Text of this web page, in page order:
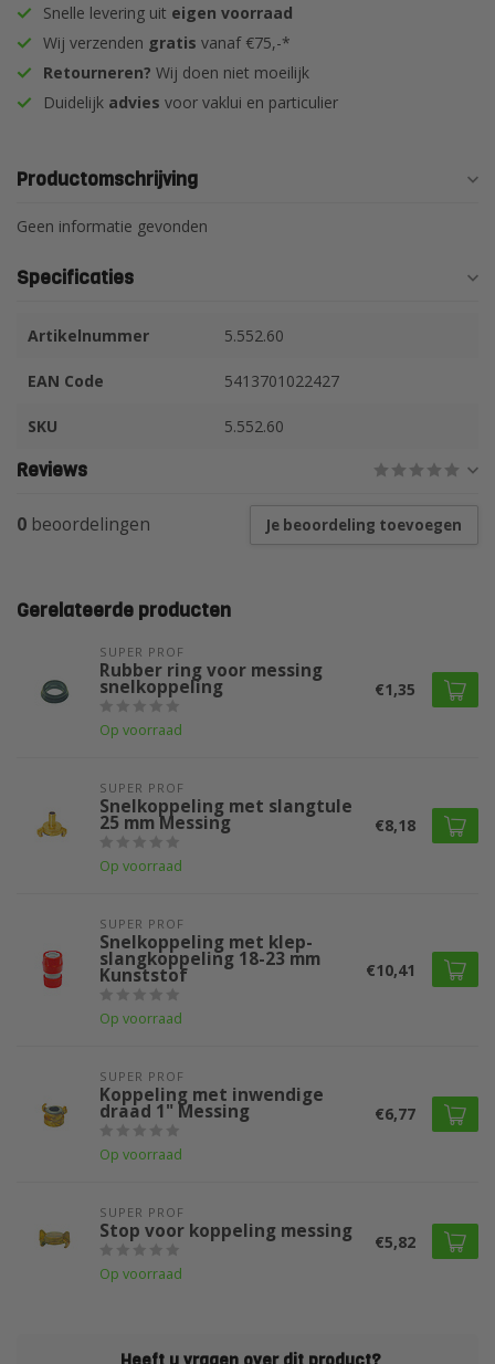
Snelle levering uit eigen voorraad
Wij verzenden gratis vanaf €75,-*
Retourneren? Wij doen niet moeilijk
Duidelijk advies voor vaklui en particulier
Productomschrijving
Geen informatie gevonden
Specificaties
Artikelnummer 5.552.60
EAN Code 5413701022427
SKU 5.552.60
Reviews
0 beoordelingen Je beoordeling toevoegen
Gerelateerde producten
SUPER PROF
Rubber ring voor messing
snelkoppeling
Op voorraad
€1,35
SUPER PROF
Snelkoppeling met slangtule
25 mm Messing
Op voorraad
€8,18
SUPER PROF
Snelkoppeling met klep-
slangkoppeling 18-23 mm
Kunststof
Op voorraad
€10,41
SUPER PROF
Koppeling met inwendige
draad 1" Messing
Op voorraad
€6,77
SUPER PROF
Stop voor koppeling messing
Op voorraad
€5,82